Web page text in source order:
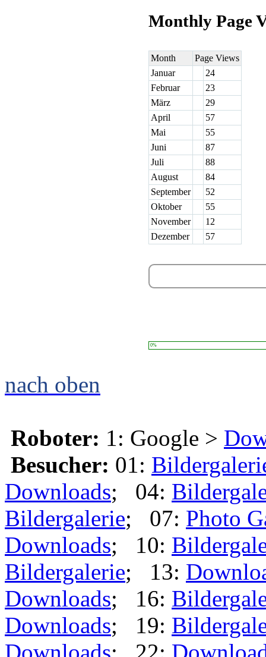
Monthly Page
Month
Page Views
Januar
24
Februar
23
März
29
April
57
Mai
55
Juni
87
Juli
88
August
84
September
52
Oktober
55
November
12
Dezember
57
0%
nach oben
Roboter: 1: Google >
Besucher: 01:
Downloads; 04:
Bildergalerie; 07: Photo
Downloads; 10:
Bildergalerie; 13:
Downloads; 16:
Downloads; 19: